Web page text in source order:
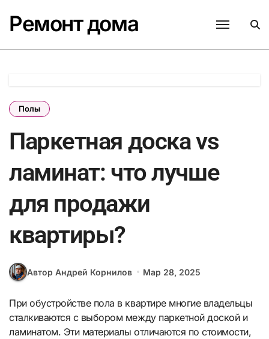
содержанию
Ремонт дома
Полы
Паркетная доска vs
ламинат: что лучше
для продажи
квартиры?
Автор Андрей Корнилов Мар 28, 2025
При обустройстве пола в квартире многие владельцы
сталкиваются с выбором между паркетной доской и
ламинатом. Эти материалы отличаются по стоимости,